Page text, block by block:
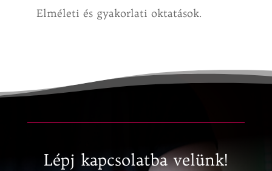
Elméleti és gyakorlati oktatások.
Lépj kapcsolatba velünk!